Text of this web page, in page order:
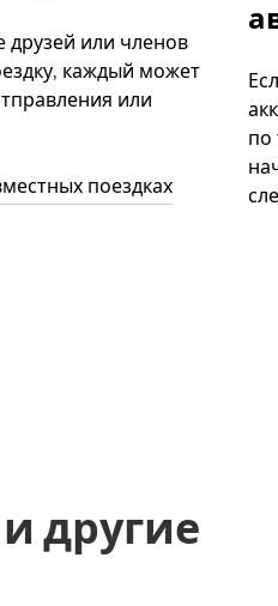
друзей или членов
каждый может
или
поездках
по
другие